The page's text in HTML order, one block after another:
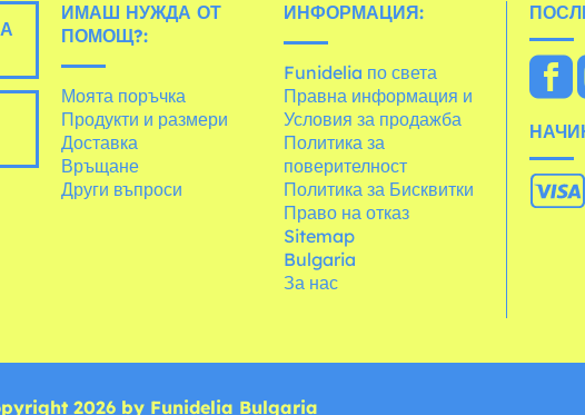
ИМАШ НУЖДА ОТ
ПОМОЩ?:
Моята поръчка
Продукти и размери
Доставка
Връщане
Други въпроси
ИНФОРМАЦИЯ:
Funidelia по света
Правна информация и
Условия за продажба
Политика за
поверителност
Политика за Бисквитки
Право на отказ
Sitemap
Bulgaria
За нас
2026 by Funidelia Bulgaria